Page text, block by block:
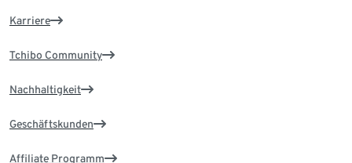
Karriere
Tchibo Community
Nachhaltigkeit
Geschäftskunden
Affiliate Programm